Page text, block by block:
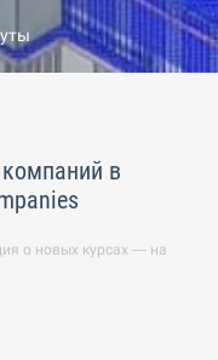
в
о новых курсах — на